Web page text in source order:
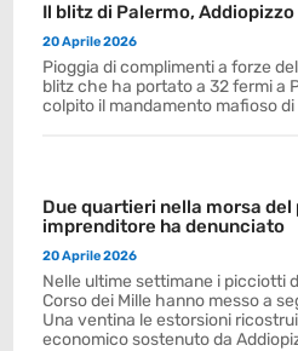
Il blitz di Palermo,
20 Aprile 2026
Pioggia di complimenti a forze
blitz che ha portato a 32 fermi a
colpito il mandamento mafioso
Due quartieri nella morsa del
imprenditore ha denunciato
20 Aprile 2026
Nelle ultime settimane i picciotti
Corso dei Mille hanno messo a
Una ventina le estorsioni
economico sostenuto da